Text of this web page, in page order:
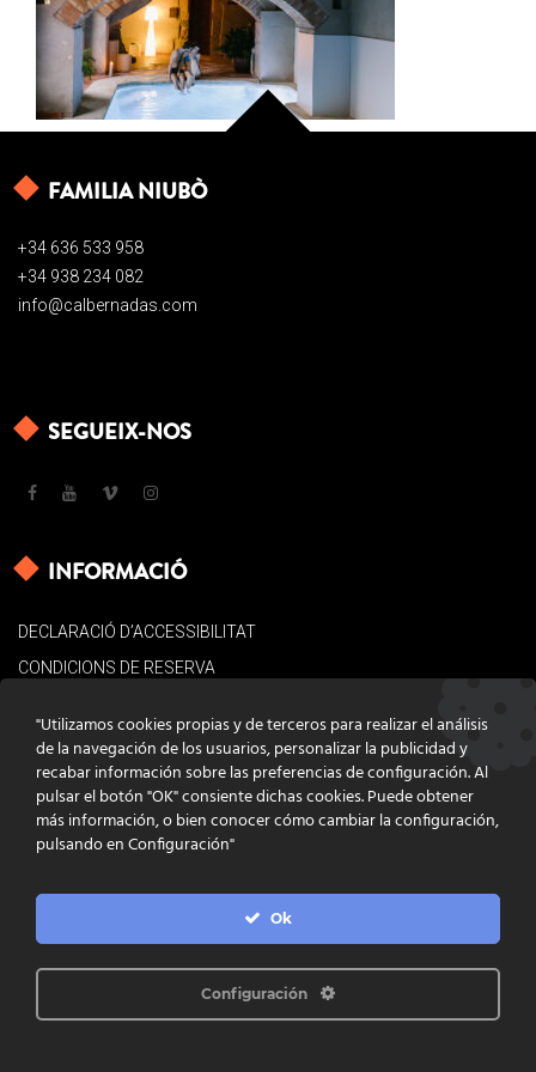
FAMILIA NIUBÒ
+34 636 533 958
+34 938 234 082
info@calbernadas.com
SEGUEIX-NOS
INFORMACIÓ
DECLARACIÓ D’ACCESSIBILITAT
CONDICIONS DE RESERVA
POLÍTICA DE COOKIES
CONTACTE
PROGRAMACIÓ INFOACTIVA'T
"Utilizamos cookies propias y de terceros para realizar el análisis
de la navegación de los usuarios, personalizar la publicidad y
recabar información sobre las preferencias de configuración. Al
pulsar el botón "OK" consiente dichas cookies. Puede obtener
más información, o bien conocer cómo cambiar la configuración,
pulsando en Configuración"
Ok
Configuración